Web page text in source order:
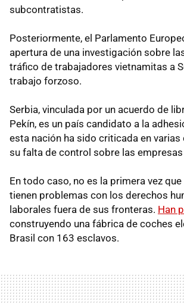
subcontratistas.
Posteriormente, el Parlamento
apertura de una investigación sobre
tráfico de trabajadores vietnamitas a
trabajo forzoso.
Serbia, vinculada por un acuerdo de
Pekín, es un país candidato a la
esta nación ha sido criticada en
su falta de control sobre las empresas
En todo caso, no es la primera vez
tienen problemas con los derechos
laborales fuera de sus fronteras. Han
construyendo una fábrica de coches
Brasil con 163 esclavos.